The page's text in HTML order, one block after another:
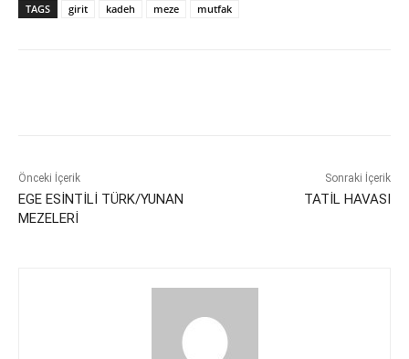
TAGS girit kadeh meze mutfak
Önceki İçerik
EGE ESİNTİLİ TÜRK/YUNAN
MEZELERİ
Sonraki İçerik
TATİL HAVASI